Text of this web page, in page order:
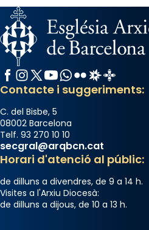
Facebook
Instagram
X / Twitter
YouTube
WhatsApp
FlickrRadio Estel
Contacte i suggeriments:
C. del Bisbe, 5
08002 Barcelona
Telf. 93 270 10 10
secgral@arqbcn.cat
Horari d'atenció al públic:
de dilluns a divendres, de 9 a 14 h.
Visites a l'Arxiu Diocesà:
de dilluns a dijous, de 10 a 13 h.